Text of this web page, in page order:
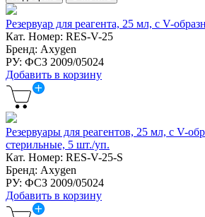
Резервуар для реагента, 25 мл, с V-
Кат. Номер: RES-V-25
Бренд: Axygen
РУ: ФСЗ 2009/05024
Добавить в корзину
Резервуары для реагентов, 25 мл, с V-
стерильные, 5 шт./уп.
Кат. Номер: RES-V-25-S
Бренд: Axygen
РУ: ФСЗ 2009/05024
Добавить в корзину